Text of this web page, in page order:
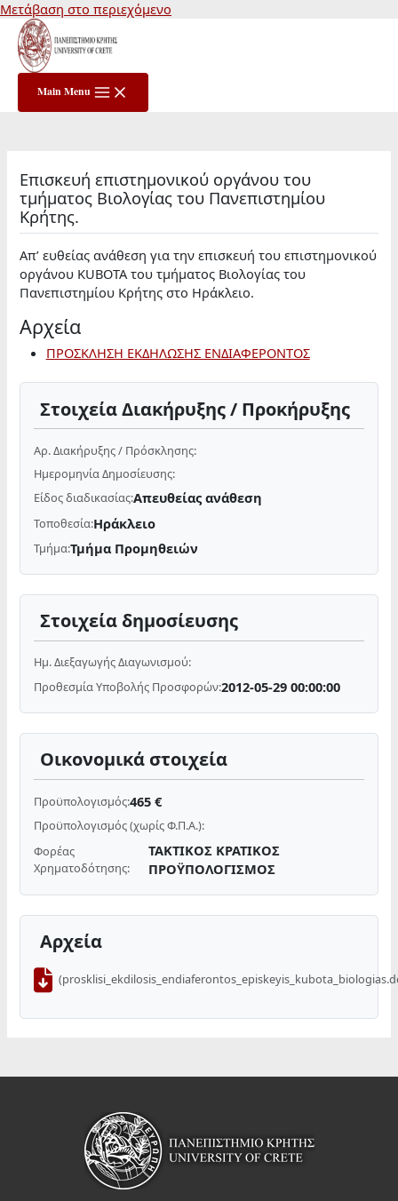
Μετάβαση στο περιεχόμενο
Main Menu
Eπισκευή επιστημονικού οργάνου του
τμήματος Βιολογίας του Πανεπιστημίου
Κρήτης.
Απ’ ευθείας ανάθεση για την επισκευή του επιστημονικού
οργάνου KUBOTA του τμήματος Βιολογίας του
Πανεπιστημίου Κρήτης στο Ηράκλειο.
Αρχεία
ΠΡΟΣΚΛΗΣΗ ΕΚΔΗΛΩΣΗΣ ΕΝΔΙΑΦΕΡΟΝΤΟΣ
Στοιχεία Διακήρυξης / Προκήρυξης
Αρ. Διακήρυξης / Πρόσκλησης:
Ημερομηνία Δημοσίευσης:
Είδος διαδικασίας:Απευθείας ανάθεση
Τοποθεσία:Ηράκλειο
Τμήμα:Τμήμα Προμηθειών
Στοιχεία δημοσίευσης
Ημ. Διεξαγωγής Διαγωνισμού:
Προθεσμία Υποβολής Προσφορών:2012-05-29 00:00:00
Οικονομικά στοιχεία
Προϋπολογισμός:465 €
Προϋπολογισμός (χωρίς Φ.Π.Α.):
Φορέας
Χρηματοδότησης:
ΤΑΚΤΙΚΟΣ ΚΡΑΤΙΚΟΣ
ΠΡΟΫΠΟΛΟΓΙΣΜΟΣ
Αρχεία